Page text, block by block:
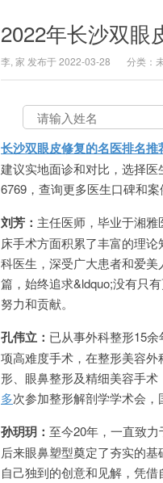
2022年长沙双眼
李, 家 发布于 2022-03-28 分类：
长沙双眼皮修复的名医排名推
建议实地面诊和对比，选择
6769，查询更多医生口碑和
刘芳： 主任医师，毕业于湘
床手术方面积累了丰富的理
科医生，深受广大患者和爱
篇，始终追求&ldquo;没有只
努力和贡献。
孔伟立： 已从事外科整形15
项高难度手术，在整形美容
形、眼鼻整形及精细美容手
多次参加整形解剖学学术会
孙玥玥： 至今20年，一直致
后来眼鼻塑型奠定了夯实的
自己独到的创意和见解，凭